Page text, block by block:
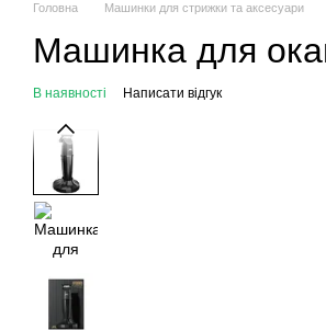
Головна Машинки для стрижки та аксесуари
Машинка для
В наявності Написати відгук